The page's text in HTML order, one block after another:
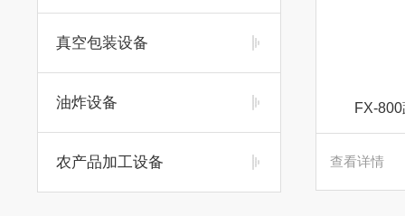
真空包装设备
油炸设备
农产品加工设备
FX-
查看详情